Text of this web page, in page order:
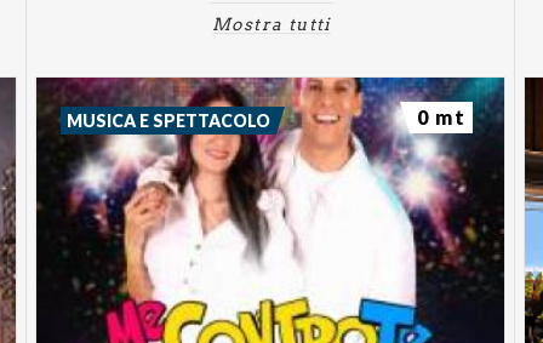
Mostra tutti
MUSICA E SPETTACOLO 0 mt